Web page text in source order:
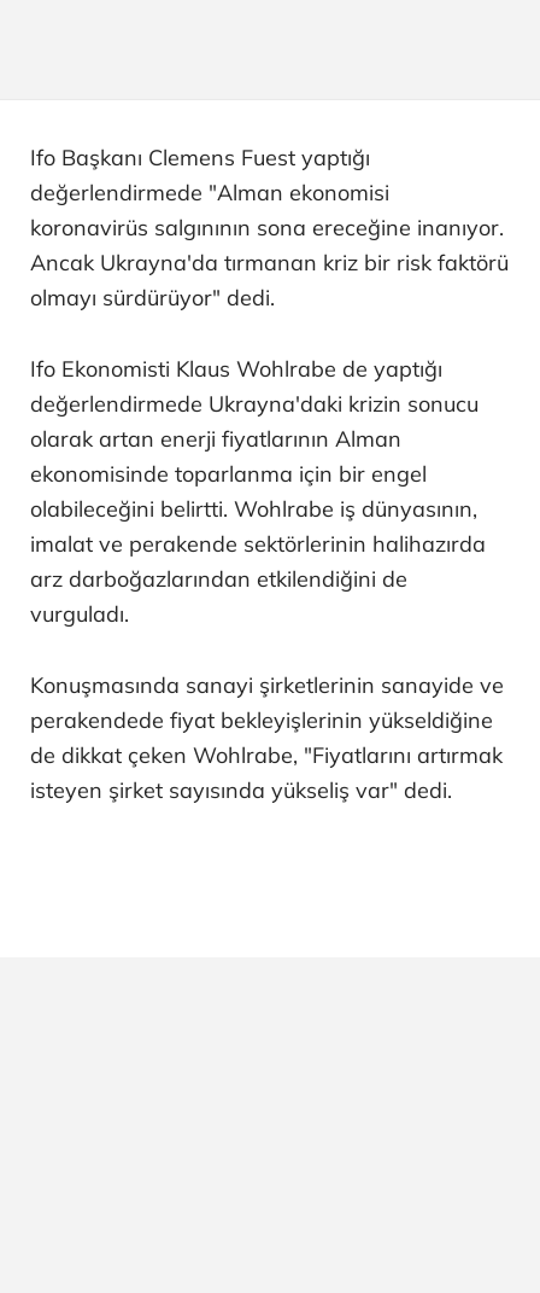
Ifo Başkanı Clemens Fuest yaptığı
değerlendirmede "Alman ekonomisi
koronavirüs salgınının sona ereceğine inanıyor.
Ancak Ukrayna'da tırmanan kriz bir risk faktörü
olmayı sürdürüyor" dedi.
Ifo Ekonomisti Klaus Wohlrabe de yaptığı
değerlendirmede Ukrayna'daki krizin sonucu
olarak artan enerji fiyatlarının Alman
ekonomisinde toparlanma için bir engel
olabileceğini belirtti. Wohlrabe iş dünyasının,
imalat ve perakende sektörlerinin halihazırda
arz darboğazlarından etkilendiğini de
vurguladı.
Konuşmasında sanayi şirketlerinin sanayide ve
perakendede fiyat bekleyişlerinin yükseldiğine
de dikkat çeken Wohlrabe, "Fiyatlarını artırmak
isteyen şirket sayısında yükseliş var" dedi.